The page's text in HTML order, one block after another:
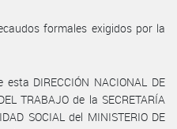
formales exigidos por la
DIRECCIÓN NACIONAL DE
TRABAJO de la SECRETARÍA
SOCIAL del MINISTERIO DE